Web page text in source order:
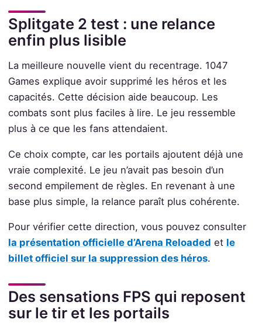
Splitgate 2 test : une relance
enfin plus lisible
La meilleure nouvelle vient du recentrage. 1047
Games explique avoir supprimé les héros et les
capacités. Cette décision aide beaucoup. Les
combats sont plus faciles à lire. Le jeu ressemble
plus à ce que les fans attendaient.
Ce choix compte, car les portails ajoutent déjà une
vraie complexité. Le jeu n’avait pas besoin d’un
second empilement de règles. En revenant à une
base plus simple, la relance paraît plus cohérente.
Pour vérifier cette direction, vous pouvez consulter
la présentation officielle d’Arena Reloaded et le
billet officiel sur la suppression des héros.
Des sensations FPS qui reposent
sur le tir et les portails